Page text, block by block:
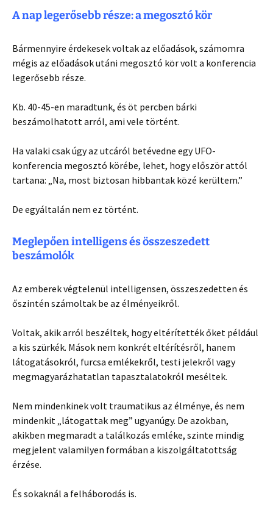
A nap legerősebb része: a megosztó kör
Bármennyire érdekesek voltak az előadások, számomra
mégis az előadások utáni megosztó kör volt a konferencia
legerősebb része.
Kb. 40-45-en maradtunk, és öt percben bárki
beszámolhatott arról, ami vele történt.
Ha valaki csak úgy az utcáról betévedne egy UFO-
konferencia megosztó körébe, lehet, hogy először attól
tartana: „Na, most biztosan hibbantak közé kerültem.”
De egyáltalán nem ez történt.
Meglepően intelligens és összeszedett
beszámolók
Az emberek végtelenül intelligensen, összeszedetten és
őszintén számoltak be az élményeikről.
Voltak, akik arról beszéltek, hogy eltérítették őket például
a kis szürkék. Mások nem konkrét eltérítésről, hanem
látogatásokról, furcsa emlékekről, testi jelekről vagy
megmagyarázhatatlan tapasztalatokról meséltek.
Nem mindenkinek volt traumatikus az élménye, és nem
mindenkit „látogattak meg” ugyanúgy. De azokban,
akikben megmaradt a találkozás emléke, szinte mindig
megjelent valamilyen formában a kiszolgáltatottság
érzése.
És sokaknál a felháborodás is.